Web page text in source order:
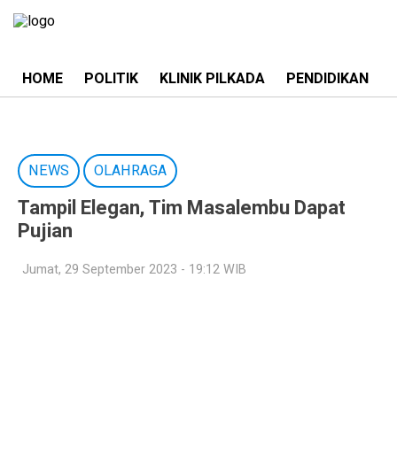
HOME POLITIK KLINIK PILKADA PENDIDIKAN
NEWS OLAHRAGA
Tampil Elegan, Tim Masalembu Dapat
Pujian
Jumat, 29 September 2023 - 19:12 WIB